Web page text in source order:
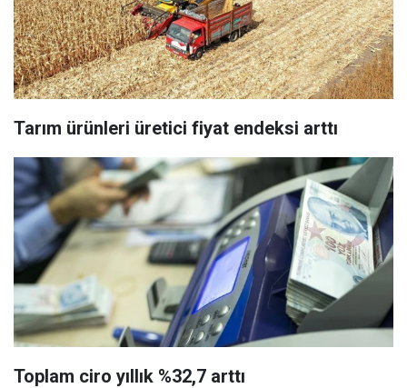
Tarım ürünleri üretici fiyat endeksi arttı
Toplam ciro yıllık %32,7 arttı